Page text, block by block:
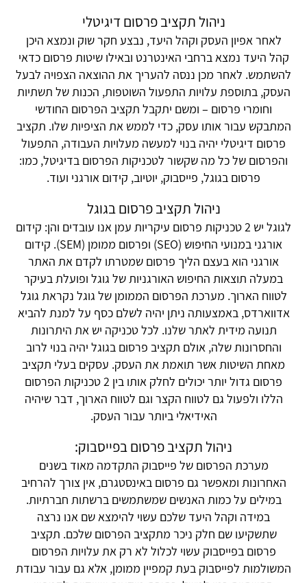
ניהול תקציב פרסום דיגיטלי
לאחר אפיון העסק וקהל היעד, נבצע חקר שוק ונמצא היכן
קהל היעד נמצא ברחבי האינטרנט ובאילו שיטות פרסום כדאי
להשתמש. לאחר מכן ננסה להעריך את ההוצאה הצפויה לבעל
העסק, בתוספת עלויות התפעול השוטפות, הכנות של תשתיות
וחומרי פרסום – ומשם יתקבל תקציב הפרסום החודשי
המתבקש עבור אותו עסק, כדי לממש את הציפיות שלו. תקציב
פרסום דיגיטלי יהיה בנוי למעשה מעלויות העבודה, התפעול
והפרסום של כל מה שקשור לטכניקות הפרסום בדיגיטל, כמו:
פרסום בגוגל, פייסבוק, יוטיוב, קידום אורגני ועוד.
ניהול תקציב פרסום בגוגל
לגוגל יש 2 טכניקות פרסום עיקריות עמן אנו עובדים והן: קידום
אורגני במנועי החיפוש (SEO) ופרסום ממומן (SEM). קידום
אורגני הוא בעצם הליך פרסום שמטרתו לקדם את האתר
במעלה תוצאות החיפוש האורגניות של גוגל ופועלת בעיקר
לטווח הארוך. מערכת הפרסום הממומן של גוגל נקראת גוגל
אדווארדס, באמצעותה ניתן יהיה לשלם כסף על למנת להביא
תנועה מידית לאתר שלנו. לכל טכניקה יש את היתרונות
והחסרונות שלה, אולם תקציב פרסום בגוגל יהיה בנוי לרוב
מאחת השיטות אשר תואמת את העסק. עסקים בעלי תקציב
פרסום גדול יותר יכולים לחלק אותו בין 2 טכניקות הפרסום
הללו ולפעול גם לטווח הקצר וגם לטווח הארוך, דבר שיהיה
האידיאלי ביותר עבור העסק.
ניהול תקציב פרסום בפייסבוק:
מערכת הפרסום של פייסבוק התקדמה מאוד בשנים
האחרונות ומאפשר גם פרסום באינסטגרם, אין צורך להרחיב
במילים על כמות האנשים שמשתמשים ברשתות חברתיות.
במידה וקהל היעד שלכם עשוי להימצא שם אנו נרצה
שתשקיעו שם חלק ניכר מתקציב הפרסום שלכם. תקציב
פרסום בפייסבוק עשוי לכלול לא רק את עלויות הפרסום
המשולמות לפייסבוק בעת קמפיין ממומן, אלא גם עבור עבודת